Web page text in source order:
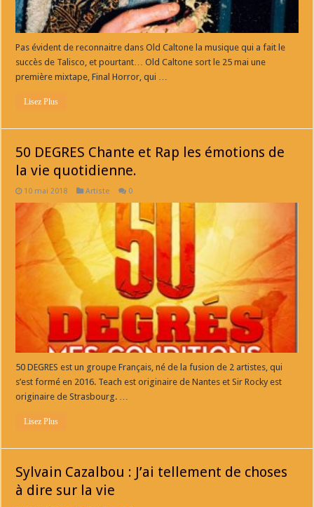
Pas évident de reconnaitre dans Old Caltone la musique qui a fait le
succès de Talisco, et pourtant… Old Caltone sort le 25 mai une
première mixtape, Final Horror, qui …
Lisez Plus
50 DEGRES Chante et Rap les émotions de
la vie quotidienne.
10 mai 2018 Artiste 0
50 DEGRES est un groupe Français, né de la fusion de 2 artistes, qui
s’est formé en 2016. Teach est originaire de Nantes et Sir Rocky est
originaire de Strasbourg. …
Lisez Plus
Sylvain Cazalbou : J’ai tellement de choses
à dire sur la vie